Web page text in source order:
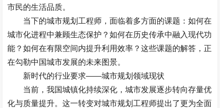
市民的生活品质。
当下的城市规划工程师，面临着多方面的课题：如何在
城市化进程中兼顾生态保护？如何在历史传承中融入现代功
能？如何在有限空间内提升利用效率？这些课题的解答，正
在勾勒中国城市发展的未来图景。
新时代的行业要求——城市规划领域现状
当前，我国城镇化持续深化，城市发展逐步转向存量优
化与质量提升。这一转变对城市规划工程师提出了更为全面